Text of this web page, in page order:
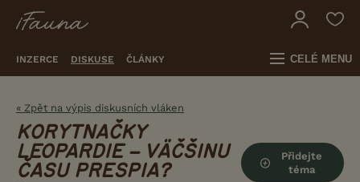
INZERCE DISKUSE ČLÁNKY CELÉ MENU
« Zpět na výpis diskusních vláken
KORYTNAČKY
LEOPARDIE – VÄČŠINU
ČASU PRESPIA?
Přidejte
téma